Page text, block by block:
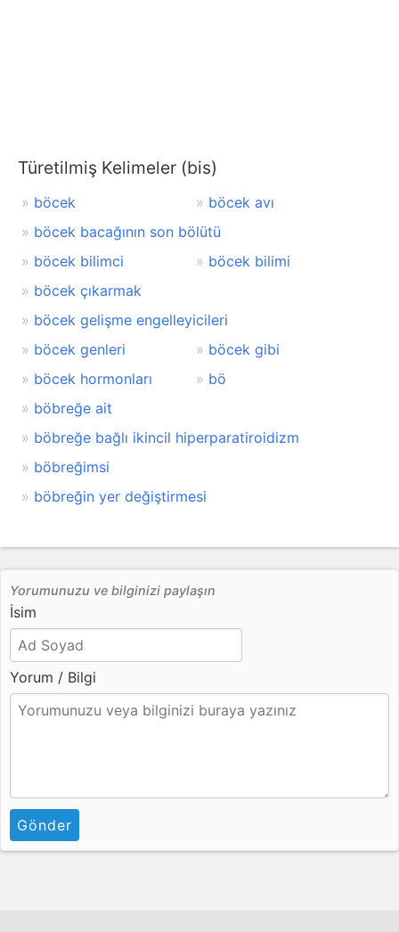
Türetilmiş Kelimeler (bis)
böcek
böcek avı
böcek bacağının son bölütü
böcek bilimci
böcek bilimi
böcek çıkarmak
böcek gelişme engelleyicileri
böcek genleri
böcek gibi
böcek hormonları
bö
böbreğe ait
böbreğe bağlı ikincil hiperparatiroidizm
böbreğimsi
böbreğin yer değiştirmesi
Yorumunuzu ve bilginizi paylaşın
İsim
Yorum / Bilgi
Gönder